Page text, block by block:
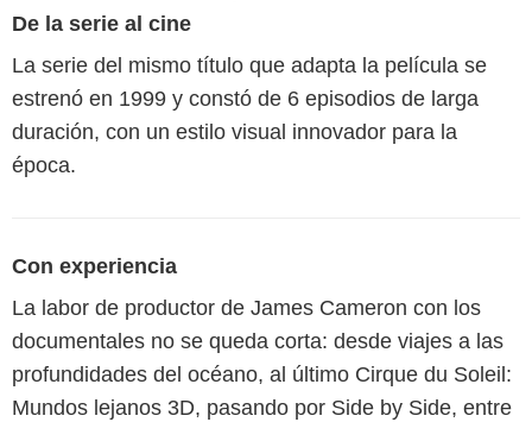
De la serie al cine
La serie del mismo título que adapta la película se
estrenó en 1999 y constó de 6 episodios de larga
duración, con un estilo visual innovador para la
época.
Con experiencia
La labor de productor de James Cameron con los
documentales no se queda corta: desde viajes a las
profundidades del océano, al último Cirque du Soleil:
Mundos lejanos 3D, pasando por Side by Side, entre